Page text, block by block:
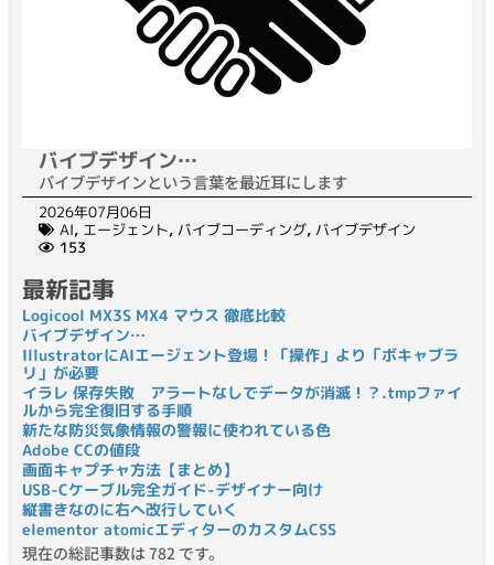
バイブデザイン…
バイブデザインという言葉を最近耳にします
2026年07月06日
AI, エージェント, バイブコーディング, バイブデザイン
153
最新記事
Logicool MX3S MX4 マウス 徹底比較
バイブデザイン…
IllustratorにAIエージェント登場！「操作」より「ボキャブラ
リ」が必要
イラレ 保存失敗 アラートなしでデータが消滅！？.tmpファイ
ルから完全復旧する手順
新たな防災気象情報の警報に使われている色
Adobe CCの値段
画面キャプチャ方法【まとめ】
USB-Cケーブル完全ガイド-デザイナー向け
縦書きなのに右へ改行していく
elementor atomicエディターのカスタムCSS
現在の総記事数は 782 です。